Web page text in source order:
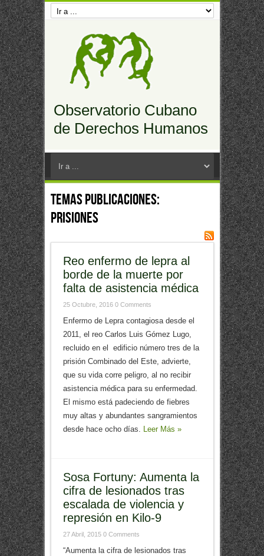
Observatorio Cubano
de Derechos Humanos
Temas Publicaciones:
prisiones
Reo enfermo de lepra al
borde de la muerte por
falta de asistencia médica
25 Octubre, 2016 0 Comments
Enfermo de Lepra contagiosa desde el
2011, el reo Carlos Luis Gómez Lugo,
recluido en el edificio número tres de la
prisión Combinado del Este, advierte,
que su vida corre peligro, al no recibir
asistencia médica para su enfermedad.
El mismo está padeciendo de fiebres
muy altas y abundantes sangramientos
desde hace ocho días. Leer Más »
Sosa Fortuny: Aumenta la
cifra de lesionados tras
escalada de violencia y
represión en Kilo-9
27 Abril, 2015 0 Comments
“Aumenta la cifra de lesionados tras